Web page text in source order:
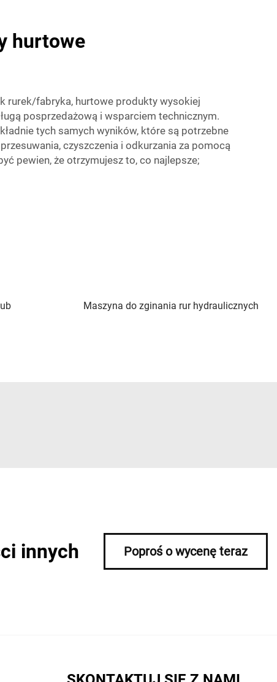
hurtowe
rurek/fabryka, hurtowe produkty wysokiej
posprzedażową i wsparciem technicznym.
tych samych wyników, które są potrzebne
czyszczenia i odkurzania za pomocą
pewien, że otrzymujesz to, co najlepsze;
Maszyna do zginania rur hydraulicznych
innych
Poproś o wycenę teraz